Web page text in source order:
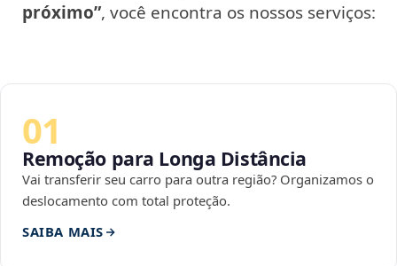
próximo”, você encontra os nossos serviços:
01
Remoção para Longa Distância
Vai transferir seu carro para outra região? Organizamos o
deslocamento com total proteção.
SAIBA MAIS